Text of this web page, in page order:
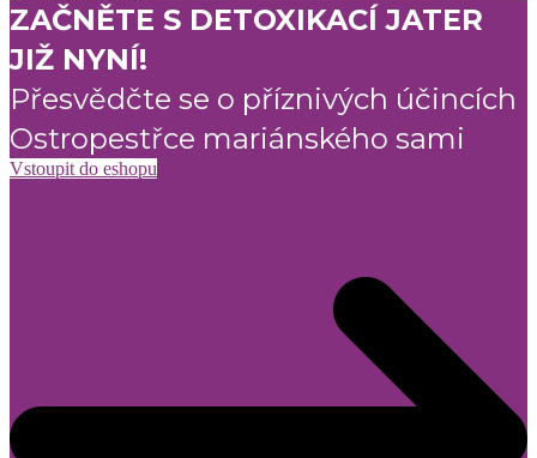
ZAČNĚTE S DETOXIKACÍ JATER
JIŽ NYNÍ!
Přesvědčte se o příznivých účincích
Ostropestřce mariánského sami
Vstoupit do eshopu